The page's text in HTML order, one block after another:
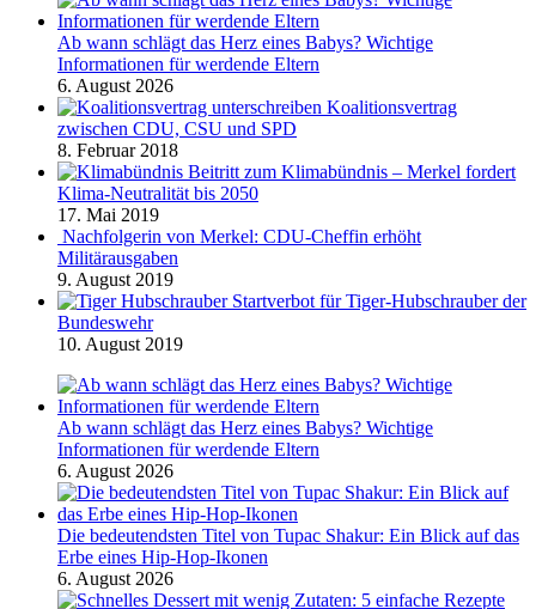
Ab wann schlägt das Herz eines Babys? Wichtige
Informationen für werdende Eltern
6. August 2026
Koalitionsvertrag
zwischen CDU, CSU und SPD
8. Februar 2018
Beitritt zum Klimabündnis – Merkel fordert
Klima-Neutralität bis 2050
17. Mai 2019
Nachfolgerin von Merkel: CDU-Cheffin erhöht
Militärausgaben
9. August 2019
Startverbot für Tiger-Hubschrauber der
Bundeswehr
10. August 2019
Ab wann schlägt das Herz eines Babys? Wichtige
Informationen für werdende Eltern
6. August 2026
Die bedeutendsten Titel von Tupac Shakur: Ein Blick auf das
Erbe eines Hip-Hop-Ikonen
6. August 2026